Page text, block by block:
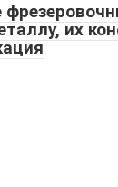
их